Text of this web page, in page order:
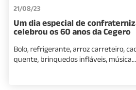
21/08/23
Um dia especial de
celebrou os 60 anos da Cegero
Bolo, refrigerante, arroz carreteiro,
quente, brinquedos infláveis, música...